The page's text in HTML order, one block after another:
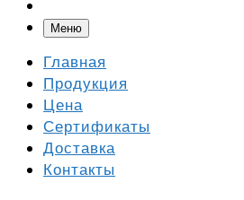
Меню
Главная
Продукция
Цена
Сертификаты
Доставка
Контакты